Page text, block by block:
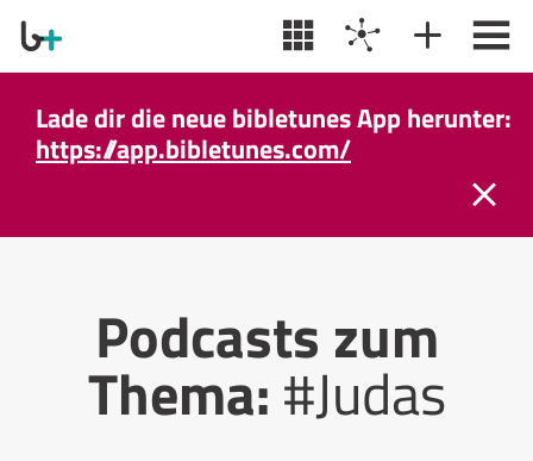
Lade dir die neue bibletunes App herunter:
https://app.bibletunes.com/
Podcasts zum
Thema:#Judas